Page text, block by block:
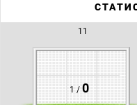
11
1 /0